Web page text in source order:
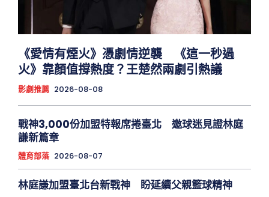
《愛情有煙火》憑劇情逆襲 《這一秒過
火》靠顏值撐熱度？王楚然兩劇引熱議
影劇推薦 2026-08-08
戰神3,000份加盟特報席捲臺北 邀球迷見證林庭
謙新篇章
體育部落 2026-08-07
林庭謙加盟臺北台新戰神 盼延續父親籃球精神